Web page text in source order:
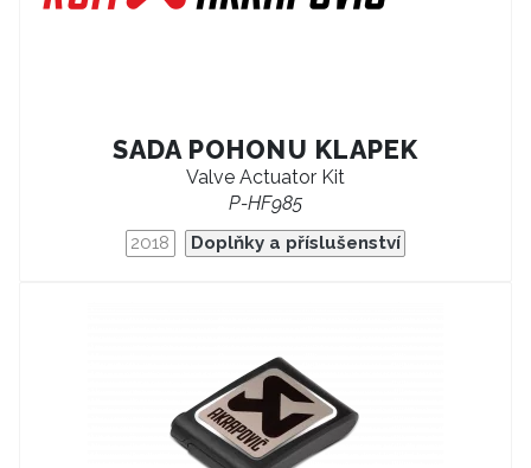
SADA POHONU KLAPEK
Valve Actuator Kit
P-HF985
2018 Doplňky a příslušenství